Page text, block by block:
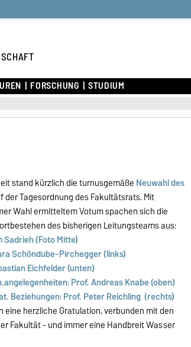
FORSCHUNG STUDIUM
stand kürzlich die turnusgemäße Neuwahl des
der Tagesordnung des Fakultätsrats. Mit
Wahl ermitteltem Votum spachen sich die
des bisherigen Leitungsteams aus:
Sadrieh (Foto Mitte)
Schöndube-Pirchegger (links)
Eichfelder (unten)
Prof. Andreas Knabe (oben)
Beziehungen: Prof. Peter Reichling (rechts)
eine herzliche Gratulation, verbunden mit den
Fakultät - und immer eine Handbreit Wasser